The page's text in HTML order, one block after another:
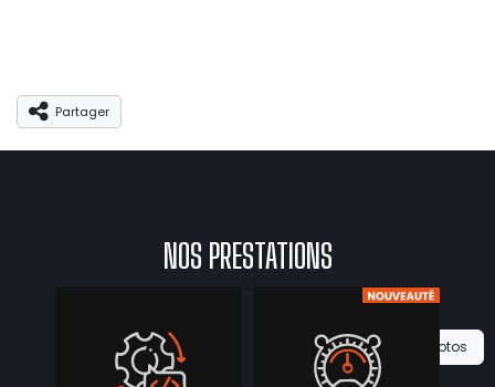
Voir les 0 photos
Partager
Partager
NOS PRESTATIONS